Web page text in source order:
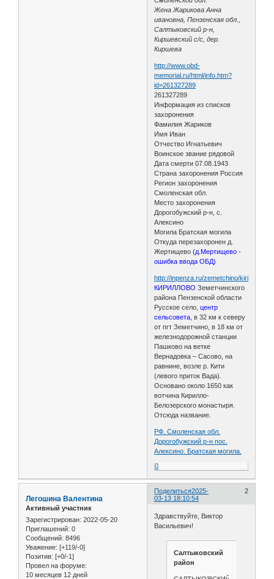
Жена Жарикова Анна
ивановна, Пензенская обл.,
Салтыковский р-н,
Киршевский с/с, дер.
Киршева
http://www.obd-
memorial.ru/html/info.htm?
id=261327289
261327289
Информация из списков
захоронения
Фамилия Жариков
Имя Иван
Отчество Игнатьевич
Воинское звание рядовой
Дата смерти 07.08.1943
Страна захоронения Россия
Регион захоронения
Смоленская обл.
Место захоронения
Дорогобужский р-н, с.
Алексино
Могила Братская могила
Откуда перезахоронен д.
Жертищево(д.Мертищево -
ошибка ввода ОБД)
http://inpenza.ru/zemetchino/
КИРИЛЛОВО Земетчинского
района Пензенской области
Русское село,центр
сельсовета,в 32 км к северу
от пгт Земетчино, в 18 км от
железнодорожной станции
Пашково на ветке
Вернадовка – Сасово, на
равнине, возле р. Кити
(левого приток Вада).
Основано около 1650 как
вотчина Кирилло-
Белозерского монастыря.
Отсюда название.
РФ. Смоленская обл.
Дорогобужский р-н пос.
Алексино. Братская могила.
0
Поделиться 2
2025-
03-13 18:10:54
Легошина Валентина
Активный участник
Зарегистрирован: 2022-05-20
Приглашений: 0
Сообщений: 8496
Уважение: [+119/-0]
Позитив: [+0/-1]
Провел на форуме:
10 месяцев 12 дней
Здравствуйте, Виктор
Васильевич!
Салтыковский
район